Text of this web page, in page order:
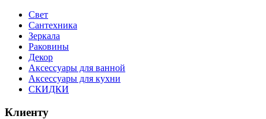
Свет
Сантехника
Зеркала
Раковины
Декор
Аксессуары для ванной
Аксессуары для кухни
СКИДКИ
Клиенту